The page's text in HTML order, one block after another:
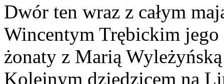
Dwór ten wraz z całym
Wincentym Trębickim jego
żonaty z Marią
Kolejnym dziedzicem na